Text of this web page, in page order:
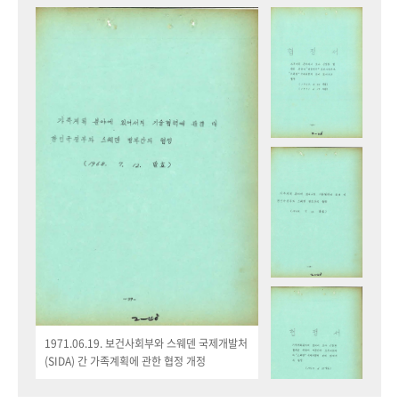
1971.06.19. 보건사회부와 스웨덴 국제개발처
(SIDA) 간 가족계획에 관한 협정 개정